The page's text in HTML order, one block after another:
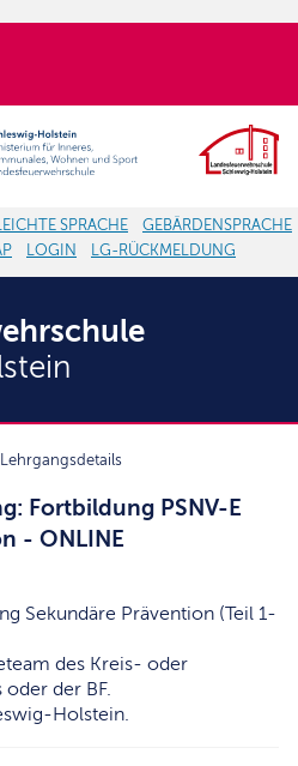
SPRACHE
GEBÄRDENSPRACHE
LOGIN LG-RÜCKMELDUNG
Fortbildung PSNV-E
- ONLINE
Sekundäre Prävention (Teil 1-
des Kreis- oder
der BF.
Holstein.